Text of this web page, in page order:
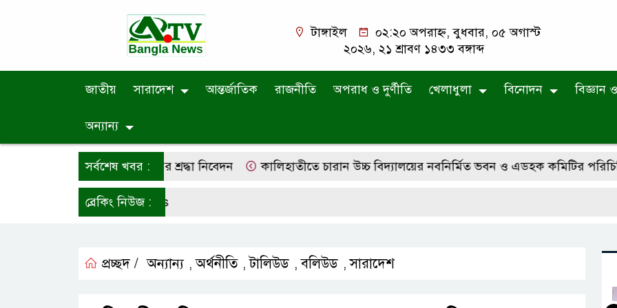
টাঙ্গাইল
০২:২০ অপরাহ্ন, বুধবার, ০৫ অগাস্ট
২০২৬, ২১ শ্রাবণ ১৪৩৩ বঙ্গাব্দ
জাতীয় সারাদেশ আন্তর্জাতিক রাজনীতি অপরাধ ও দুর্ণীতি খেলাধুলা বিনোদন বিজ্ঞান
অন্যান্য
সর্বশেষ খবর :
মো. শাহ আলম তালুকদারের শ্রদ্ধা নিবেদন কালিহাতীতে চারান উচ্চ বিদ্যালয়ের নবনির্মিত ভবন ও এডহক কমিটির পরিচিতি
ব্রেকিং নিউজ :
প্রচ্ছদ / অন্যান্য ,অর্থনীতি ,টালিউড ,বলিউড ,সারাদেশ